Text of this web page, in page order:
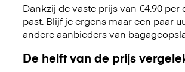
Dankzij de vaste prijs van €4.90
past. Blijf je ergens maar een paar
andere aanbieders van
De helft van de prijs